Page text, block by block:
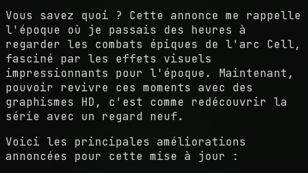
Vous savez quoi ? Cette annonce me rappelle
l'époque où je passais des heures à
regarder les combats épiques de l'arc Cell,
fasciné par les effets visuels
impressionnants pour l'époque. Maintenant,
pouvoir revivre ces moments avec des
graphismes HD, c'est comme redécouvrir la
série avec un regard neuf.
Voici les principales améliorations
annoncées pour cette mise à jour :